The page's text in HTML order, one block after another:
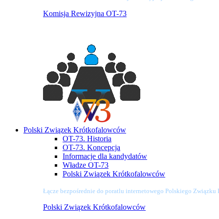
Komisja Rewizyjna OT-73
Polski Związek Krótkofalowców
OT-73. Historia
OT-73. Koncepcja
Informacje dla kandydatów
Władze OT-73
Polski Związek Krótkofalowców
Łącze bezpośrednie do poratlu internetowego Polskiego
Polski Związek Krótkofalowców